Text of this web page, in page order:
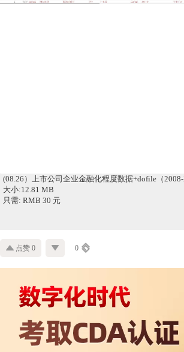
(08.26）上市公司企业金融化程度数据+dofile（
大小:12.81 MB
只需: RMB 30 元
点赞 0 0